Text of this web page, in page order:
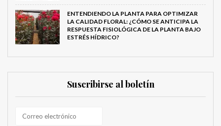
ENTENDIENDO LA PLANTA PARA OPTIMIZAR
LA CALIDAD FLORAL: ¿CÓMO SE ANTICIPA LA
RESPUESTA FISIOLÓGICA DE LA PLANTA BAJO
ESTRÉS HÍDRICO?
Suscribirse al boletín